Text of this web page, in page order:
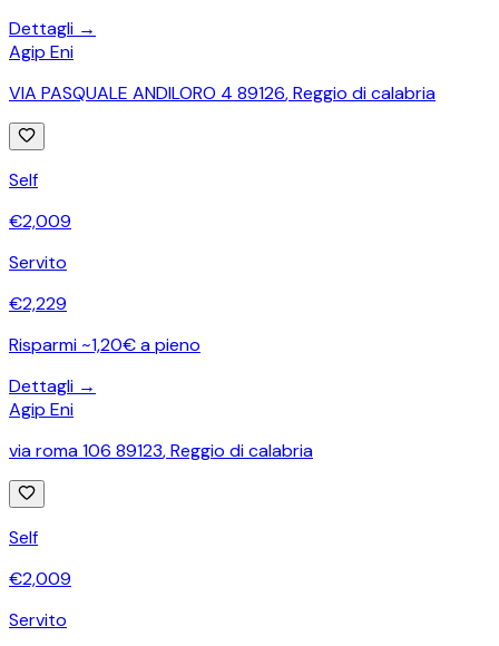
Dettagli →
Agip Eni
VIA PASQUALE ANDILORO 4 89126,Reggio di calabria
Self
€2,009
Servito
€2,229
Risparmi ~1,20€ a pieno
Dettagli →
Agip Eni
via roma 106 89123,Reggio di calabria
Self
€2,009
Servito